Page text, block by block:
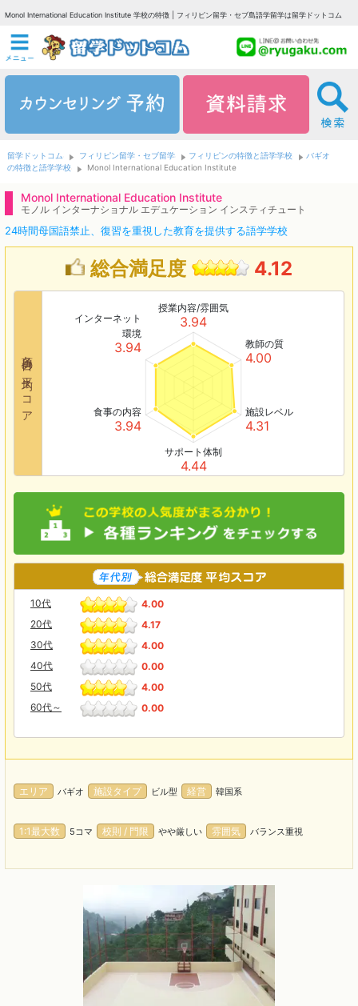
Monol International Education Institute 学校の特徴 | フィリピン留学・セブ島語学留学は留学ドットコム
留学ドットコム フィリピン留学・セブ留学 フィリピンの特徴と語学学校
バギオ
の特徴と語学学校
Monol International Education Institute
Monol International Education Institute
モノル インターナショナル エデュケーション インスティチュート
24時間母国語禁止、復習を重視した教育を提供する語学学校
総合満足度 4.12
各項目の平均スコア
授業内容/雰囲気
3.94
教師の質
4.00
施設レベル
4.31
サポート体制
4.44
食事の内容
3.94
インターネット
環境
3.94
10代
4.00
20代
4.17
30代
4.00
40代
0.00
50代
4.00
60代～
0.00
エリア バギオ 施設タイプ ビル型 経営 韓国系
1:1最大数 5コマ 校則 / 門限 やや厳しい 雰囲気 バランス重視